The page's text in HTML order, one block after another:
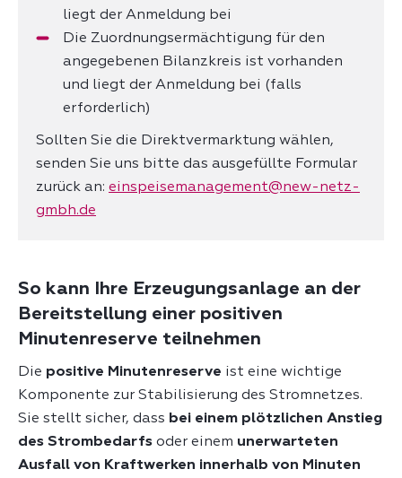
liegt der Anmeldung bei
Die Zuordnungsermächtigung für den
angegebenen Bilanzkreis ist vorhanden
und liegt der Anmeldung bei (falls
erforderlich)
Sollten Sie die Direktvermarktung wählen,
senden Sie uns bitte das ausgefüllte Formular
zurück an: einspeisemanagement@new-netz-
gmbh.de
So kann Ihre Erzeugungsanlage an der
Bereitstellung einer positiven
Minutenreserve teilnehmen
Die positive Minutenreserve ist eine wichtige
Komponente zur Stabilisierung des Stromnetzes.
Sie stellt sicher, dass bei einem plötzlichen Anstieg
des Strombedarfs oder einem unerwarteten
Ausfall von Kraftwerken innerhalb von Minuten